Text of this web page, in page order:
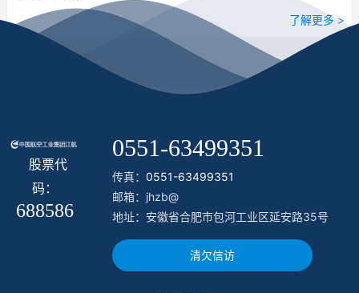
了解更多 >
股票代
码：
688586
0551-63499351
传真： 0551-63499351
邮箱：jhzb@
地址：安徽省合肥市包河工业区延安路35号
清欠信访